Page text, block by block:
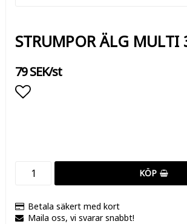
STRUMPOR ÄLG MULTI
79 SEK/st
KÖP
Betala säkert med kort
Maila oss, vi svarar snabbt!